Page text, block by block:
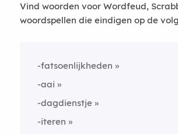
Vind woorden voor Wordfeud,
woordspellen die eindigen op de
-fatsoenlijkheden
-aai
-dagdienstje
-iteren